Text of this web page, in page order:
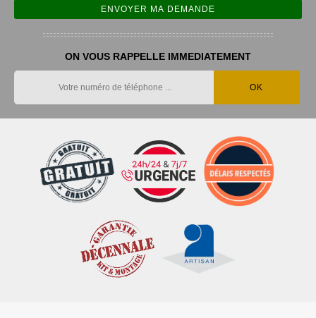
ON VOUS RAPPELLE IMMEDIATEMENT